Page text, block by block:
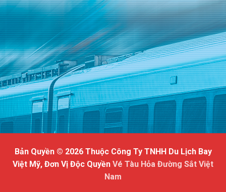
Bản Quyền © 2026 Thuộc Công Ty TNHH Du Lịch Bay
Việt Mỹ, Đơn Vị Độc Quyền Vé Tàu Hỏa Đường Sắt Việt
Nam